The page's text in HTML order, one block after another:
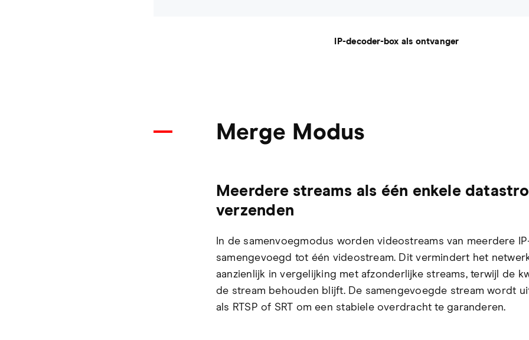
IP-decoder-box als ontvanger
Merge Modus
Meerdere streams als één enkele
verzenden
In de samenvoegmodus worden videostreams van meerdere
samengevoegd tot één videostream. Dit vermindert het
aanzienlijk in vergelijking met afzonderlijke streams, terwijl de
de stream behouden blijft. De samengevoegde stream wordt
als RTSP of SRT om een stabiele overdracht te garanderen.